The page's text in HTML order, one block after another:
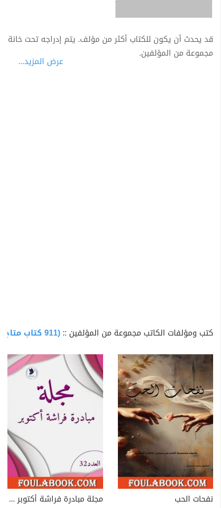
قد يحدث أن يكون للكتاب أكثر من مؤلف. يتم إدراجه تحت خانة
مجموعة من المؤلفين.
عرض المزيد...
كتب ومؤلفات الكاتب مجموعة من المؤلفين ::(911 كتاب متاح للتحميل)
نفحات الحب مجلة مبادرة فراشة أكتوبر - العدد 32